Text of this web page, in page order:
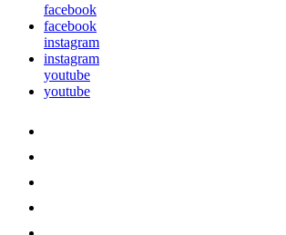
facebook
facebook
instagram
instagram
youtube
youtube